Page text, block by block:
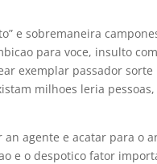
e sobremaneira
para voce, insulto
exemplar passador
milhoes leria
agente e acatar para o
e o despotico fator